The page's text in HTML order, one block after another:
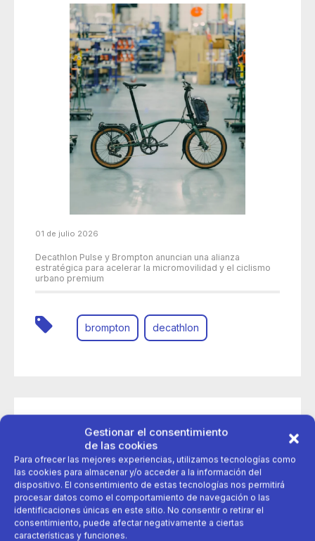
Gestionar el consentimiento
de las cookies
Para ofrecer las mejores experiencias, utilizamos tecnologías como
las cookies para almacenar y/o acceder a la información del
dispositivo. El consentimiento de estas tecnologías nos permitirá
procesar datos como el comportamiento de navegación o las
identificaciones únicas en este sitio. No consentir o retirar el
consentimiento, puede afectar negativamente a ciertas
características y funciones.
01 de julio 2026
Decathlon Pulse y Brompton anuncian una alianza
estratégica para acelerar la micromovilidad y el ciclismo
urbano premium
brompton decathlon